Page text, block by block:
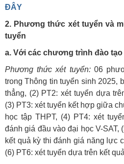
ĐÂY
2. Phương thức xét tuyển và
tuyển
a. Với các chương trình đào tạo
Phương thức xét tuyển:06
trong Thông tin tuyển sinh 2025,
thẳng, (2) PT2: xét tuyển dựa
(3) PT3: xét tuyển kết hợp giữa
học tập THPT, (4) PT4: xét
đánh giá đầu vào đại học V-SAT,
kết quả kỳ thi đánh giá năng lực
(6) PT6: xét tuyển dựa trên kết